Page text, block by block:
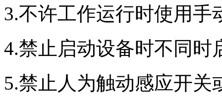
3.不许工作运行时使用手
4.禁止启动设备时不同时
5.禁止人为触动感应开关